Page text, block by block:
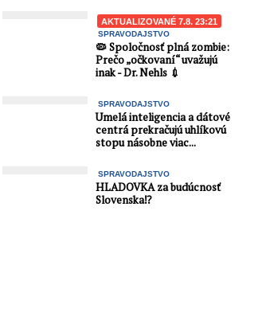
AKTUALIZOVANÉ 7.8. 23:21
SPRAVODAJSTVO
🦠 Spoločnosť plná zombie:
Prečo „očkovaní“ uvažujú
inak - Dr. Nehls 💉
SPRAVODAJSTVO
Umelá inteligencia a dátové
centrá prekračujú uhlíkovú
stopu násobne viac...
SPRAVODAJSTVO
HLADOVKA za budúcnosť
Slovenska⁉️